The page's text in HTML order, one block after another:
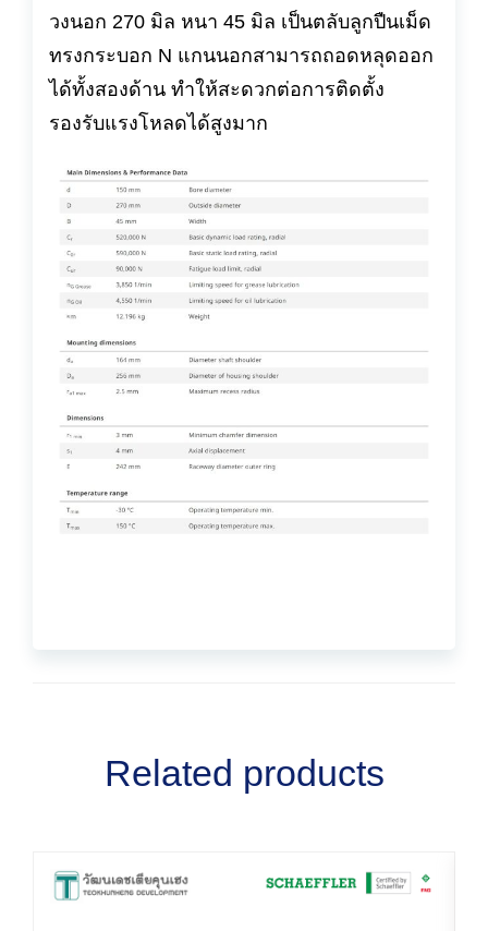
วงนอก 270 มิล หนา 45 มิล เป็นตลับลูกปืนเม็ด
ทรงกระบอก N แกนนอกสามารถถอดหลุดออก
ได้ทั้งสองด้าน ทำให้สะดวกต่อการติดตั้ง
รองรับแรงโหลดได้สูงมาก
Related products